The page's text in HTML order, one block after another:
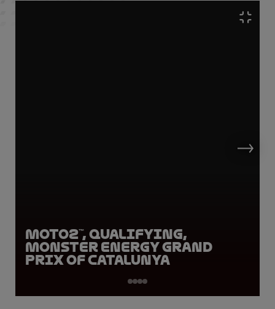
Moto2™, Qualifying,
Monster Energy Grand
Prix of Catalunya